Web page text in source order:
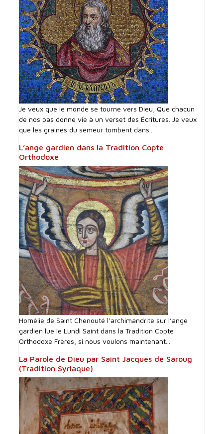
Je veux que le monde se tourne vers Dieu, Que chacun
de nos pas donne vie à un verset des Écritures. Je veux
que les graines du semeur tombent dans...
L’ange gardien dans la Tradition Copte
Orthodoxe
Homélie de Saint Chenouté l’archimandrite sur l’ange
gardien lue le Lundi Saint dans la Tradition Copte
Orthodoxe Frères, si nous voulons maintenant...
La Parole de Dieu par Saint Jacques de Saroug
(Tradition Syriaque)